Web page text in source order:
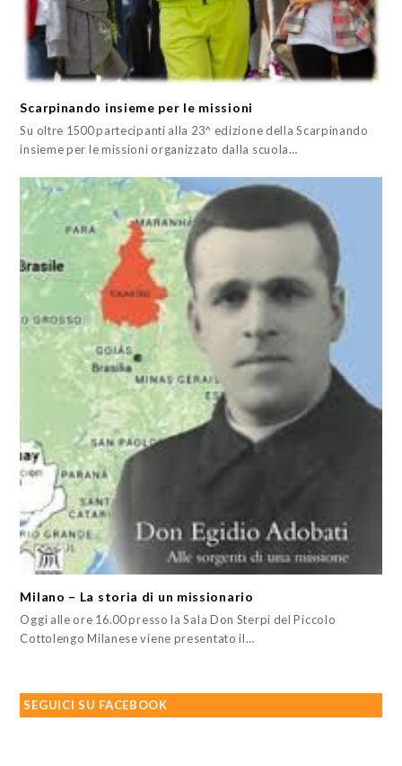
Scarpinando insieme per le missioni
Su oltre 1500 partecipanti alla 23^ edizione della Scarpinando
insieme per le missioni organizzato dalla scuola…
Milano – La storia di un missionario
Oggi alle ore 16.00 presso la Sala Don Sterpi del Piccolo
Cottolengo Milanese viene presentato il…
SEGUICI SU FACEBOOK